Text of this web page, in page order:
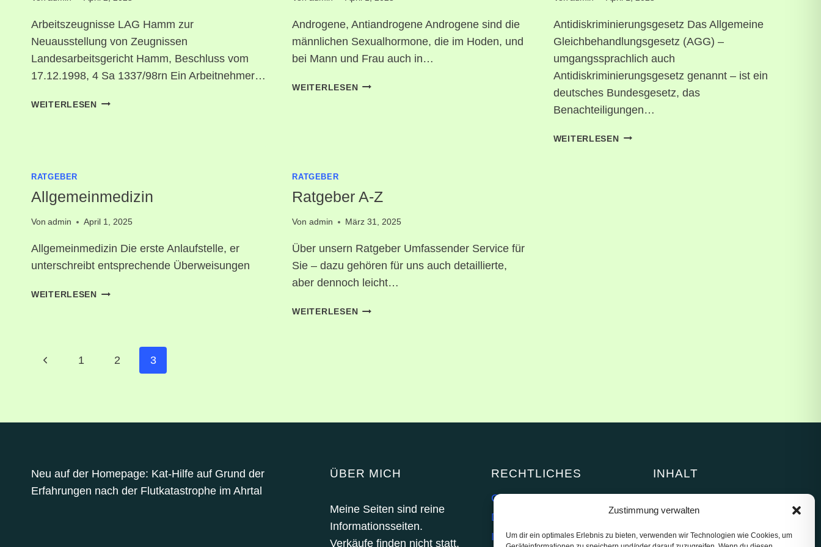
Zustimmung verwalten
Um dir ein optimales Erlebnis zu bieten, verwenden wir Technologien wie Cookies, um
Arbeitszeugnisse LAG Hamm zur
Neuausstellung von Zeugnissen
Landesarbeitsgericht Hamm, Beschluss vom
17.12.1998, 4 Sa 1337/98rn Ein Arbeitnehmer…
WEITERLESEN ARBEITSZEUGNISSE
Androgene, Antiandrogene Androgene sind die
männlichen Sexualhormone, die im Hoden, und
bei Mann und Frau auch in…
WEITERLESEN ANDROGENE
Antidiskriminierungsgesetz Das Allgemeine
Gleichbehandlungsgesetz (AGG) –
umgangssprachlich auch
Antidiskriminierungsgesetz genannt – ist ein
deutsches Bundesgesetz, das
Benachteiligungen…
WEITERLESEN ANTIDISKRIMINIERUNGSGESETZ
RATGEBER
Allgemeinmedizin
Von admin April 1, 2025
Allgemeinmedizin Die erste Anlaufstelle, er
unterschreibt entsprechende Überweisungen
WEITERLESEN ALLGEMEINMEDIZIN
RATGEBER
Ratgeber A-Z
Von admin März 31, 2025
Über unsern Ratgeber Umfassender Service für
Sie – dazu gehören für uns auch detaillierte,
aber dennoch leicht…
WEITERLESEN RATGEBER
Seitennavigation
Vorherige
1 2 3
Neu auf der Homepage: Kat-Hilfe auf Grund der
Erfahrungen nach der Flutkatastrophe im Ahrtal
ÜBER MICH
Meine Seiten sind reine
Informationsseiten.
Verkäufe finden nicht statt.
RECHTLICHES
Cookie-Richtlinie (EU)
Datenschutzerklärung
Impressum
INHALT
Kat-Hilfe
Teasy-Modellbahn
Live Reports